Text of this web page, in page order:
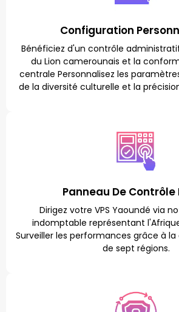
Configuration
Bénéficiez d'un contrôle
du Lion camerounais et la
centrale Personnalisez les
de la diversité culturelle et la
Panneau De Contrôle
Dirigez votre VPS Yaoundé via
indomptable représentant
Surveiller les performances grâce à
de sept régions.